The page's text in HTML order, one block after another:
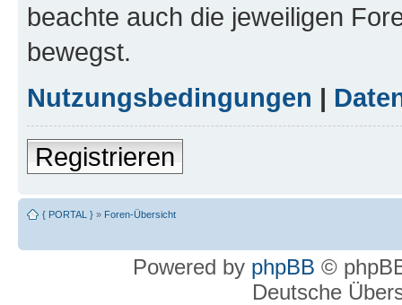
beachte auch die jeweiligen
bewegst.
Nutzungsbedingungen |
Registrieren
{ PORTAL } » Foren-Übersicht
Powered by phpBB ©
Deutsche